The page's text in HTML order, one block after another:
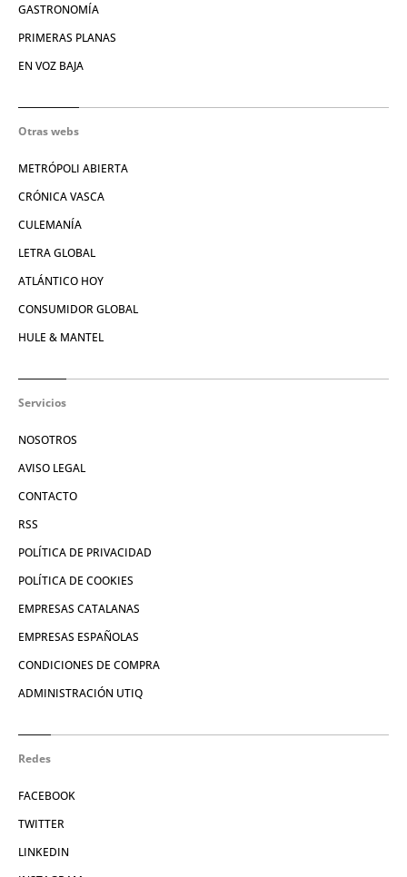
GASTRONOMÍA
PRIMERAS PLANAS
EN VOZ BAJA
Otras webs
METRÓPOLI ABIERTA
CRÓNICA VASCA
CULEMANÍA
LETRA GLOBAL
ATLÁNTICO HOY
CONSUMIDOR GLOBAL
HULE & MANTEL
Servicios
NOSOTROS
AVISO LEGAL
CONTACTO
RSS
POLÍTICA DE PRIVACIDAD
POLÍTICA DE COOKIES
EMPRESAS CATALANAS
EMPRESAS ESPAÑOLAS
CONDICIONES DE COMPRA
ADMINISTRACIÓN UTIQ
Redes
FACEBOOK
TWITTER
LINKEDIN